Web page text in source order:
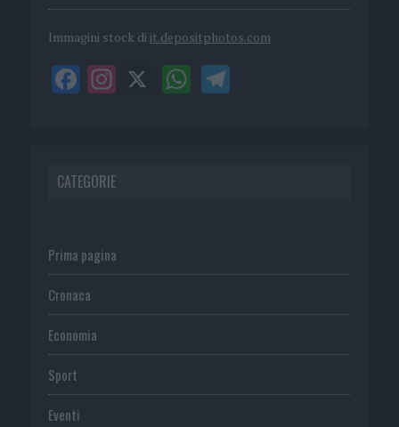
Immagini stock di it.depositphotos.com
CATEGORIE
Prima pagina
Cronaca
Economia
Sport
Eventi